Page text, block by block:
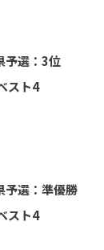
予選：3位
スト4
予選：準優勝
スト4